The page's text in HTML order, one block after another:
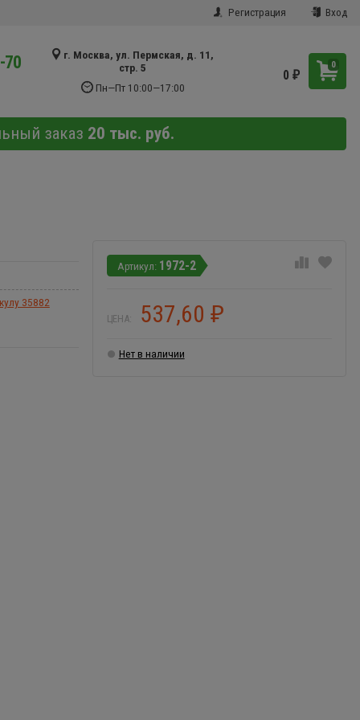
Регистрация Вход
70
г. Москва, ул. Пермская, д. 11,
стр. 5
Пн—Пт 10:00—17:00
0
0₽
заказ 20 тыс. руб.
1972-2
ЦЕНА: 537,60₽
Нет в наличии
35882